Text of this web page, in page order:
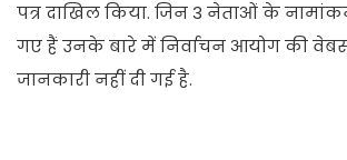
पत्र दाखिल किया. जिन 3 नेताओं के
गए हैं उनके बारे में निर्वाचन आयोग की
जानकारी नहीं दी गई है.